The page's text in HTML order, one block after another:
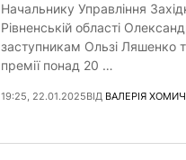
Начальнику Управління
Рівненській області
заступникам Ользі Ляшенко
премії понад 20 …
19:25, 22.01.2025ВІД ВАЛЕРІЯ ХОМИЧ